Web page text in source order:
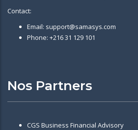
Contact:
Email: support@samasys.com
Phone: +216 31 129 101
Nos Partners
CGS Business Financial Advisory